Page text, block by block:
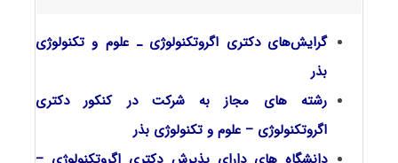
گرایش‌های دکتری اﮔﺮوﺗﻜﻨﻮﻟﻮژی ـ علوم و تکنولوژی
ﺑﺬر
رشته های مجاز به شرکت در کنکور دکتری
اﮔﺮوﺗﻜﻨﻮﻟﻮژی – علوم و تکنولوژی بذر